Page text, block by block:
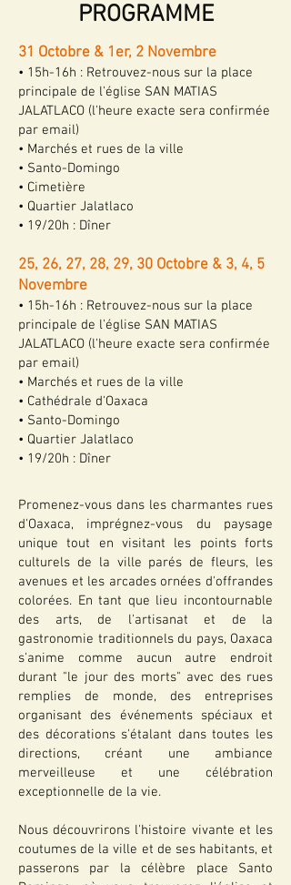
PROGRAMME
31 Octobre & 1er, 2 Novembre
• 15h-16h : Retrouvez-nous sur la place
principale de l'église SAN MATIAS
JALATLACO (l'heure exacte sera confirmée
par email)
• Marchés et rues de la ville
• Santo-Domingo
• Cimetière
• Quartier Jalatlaco
• 19/20h : Dîner
25, 26, 27, 28, 29, 30 Octobre & 3, 4, 5
Novembre
• 15h-16h : Retrouvez-nous sur la place
principale de l'église SAN MATIAS
JALATLACO (l'heure exacte sera confirmée
par email)
• Marchés et rues de la ville
• Cathédrale d'Oaxaca
• Santo-Domingo
• Quartier Jalatlaco
• 19/20h : Dîner
Promenez-vous dans les charmantes rues
d'Oaxaca, imprégnez-vous du paysage
unique tout en visitant les points forts
culturels de la ville parés de fleurs, les
avenues et les arcades ornées d'offrandes
colorées. En tant que lieu incontournable
des arts, de l'artisanat et de la
gastronomie traditionnels du pays, Oaxaca
s'anime comme aucun autre endroit
durant "le jour des morts" avec des rues
remplies de monde, des entreprises
organisant des événements spéciaux et
des décorations s'étalant dans toutes les
directions, créant une ambiance
merveilleuse et une célébration
exceptionnelle de la vie.
Nous découvrirons l'histoire vivante et les
coutumes de la ville et de ses habitants, et
passerons par la célèbre place Santo